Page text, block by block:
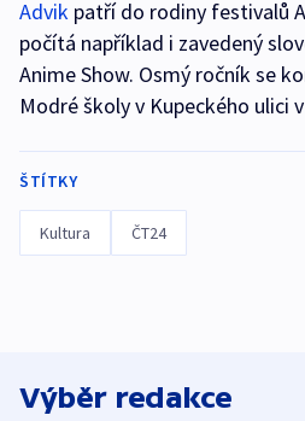
Advik patří do rodiny festivalů
počítá například i zavedený
Anime Show. Osmý ročník se
Modré školy v Kupeckého ulici
ŠTÍTKY
Kultura ČT24
Výběr redakce